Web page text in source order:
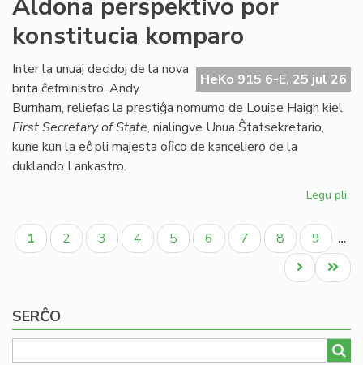
de
Aldona perspektivo por
konstitucia komparo
HeKo 915 6-E, 25 jul 26
Inter la unuaj decidoj de la nova
brita ĉefministro, Andy
Burnham, reliefas la prestiĝa nomumo de Louise Haigh kiel
First Secretary of State, nialingve Unua Ŝtatsekretario,
kune kun la eĉ pli majesta oﬁco de kanceliero de la
duklando Lankastro.
Legu pli
Pagination
Aktuala
paĝo
1 Paĝo
2 Paĝo
3 Paĝo
4 Paĝo
5 Paĝo
6 Paĝo
7 Paĝo
8 Paĝo
9 …
Last
page
Next
page
SERĈO